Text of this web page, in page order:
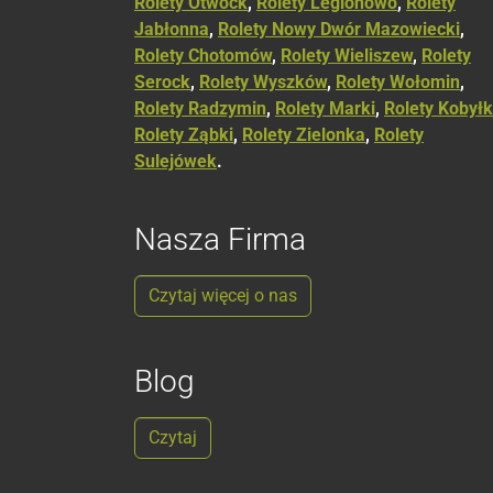
Jabłonna, Rolety Nowy Dwór Mazowiecki,
Rolety Chotomów, Rolety Wieliszew, Rolety
Serock, Rolety Wyszków, Rolety Wołomin,
Rolety Radzymin, Rolety Marki, Rolety
Rolety Ząbki, Rolety Zielonka, Rolety
Sulejówek.
Nasza Firma
Czytaj więcej o nas
Blog
Czytaj